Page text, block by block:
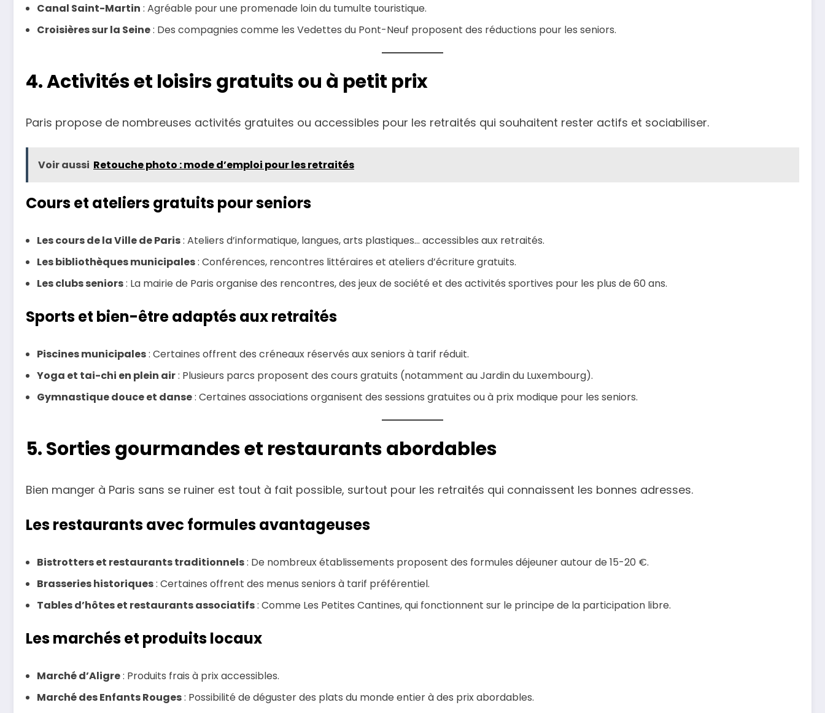
Canal Saint-Martin : Agréable pour une promenade loin du tumulte touristique.
Croisières sur la Seine: Des compagnies comme les Vedettes du Pont-Neuf proposent des réductions pour les seniors.
4. Activités et loisirs gratuits ou à petit prix
Paris propose de nombreuses activités gratuites ou accessibles pour les retraités qui souhaitent rester actifs et sociabiliser.
Voir aussi Retouche photo : mode d’emploi pour les retraités
Cours et ateliers gratuits pour seniors
Les cours de la Ville de Paris: Ateliers d’informatique, langues, arts plastiques… accessibles aux retraités.
Les bibliothèques municipales: Conférences, rencontres littéraires et ateliers d’écriture gratuits.
Les clubs seniors: La mairie de Paris organise des rencontres, des jeux de société et des activités sportives pour les plus de 60 ans.
Sports et bien-être adaptés aux retraités
Piscines municipales: Certaines offrent des créneaux réservés aux seniors à tarif réduit.
Yoga et tai-chi en plein air: Plusieurs parcs proposent des cours gratuits (notamment au Jardin du Luxembourg).
Gymnastique douce et danse: Certaines associations organisent des sessions gratuites ou à prix modique pour les seniors.
5. Sorties gourmandes et restaurants abordables
Bien manger à Paris sans se ruiner est tout à fait possible, surtout pour les retraités qui connaissent les bonnes adresses.
Les restaurants avec formules avantageuses
Bistrotters et restaurants traditionnels: De nombreux établissements proposent des formules déjeuner autour de 15-20 €.
Brasseries historiques: Certaines offrent des menus seniors à tarif préférentiel.
Tables d’hôtes et restaurants associatifs: Comme Les Petites Cantines, qui fonctionnent sur le principe de la participation libre.
Les marchés et produits locaux
Marché d’Aligre: Produits frais à prix accessibles.
Marché des Enfants Rouges: Possibilité de déguster des plats du monde entier à des prix abordables.